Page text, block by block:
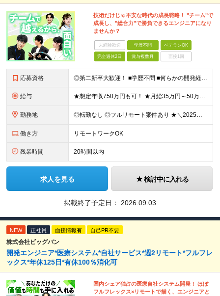
技術だけじゃ不安な時代の成長戦略！ "チーム"で
成長し、"総合力"で勝負できるエンジニアになり
ませんか？
未経験歓迎 学歴不問 ベテランOK
完全週休2日 賞与複数月 面接1回
応募資格 ◎第二新卒大歓迎！ ■学歴不問 ■何らかの開発経験またはプログラミングや保守・運用のご経験 ※言語や経験年数は不問 ＜こんな方にピッタリです＞ □ 上流のスキルを身につけたい □ 技術以外のスキルを
給与 ★想定年収750万円も可！ ★月給35万円～50万円＋賞与年2回（賞与昨年実績3.2ヶ月）＋各種手当＋住宅手当あり(最大1万5千円) ※経験やスキルを考慮して決定します。 ※上記月給には一律支給の住
勤務地 ◎転勤なし ◎フルリモート案件あり ★＼2025年10月20日にNEWオフィス移転／★ ━━━━━━━━━━━━━━━━━━━━━━ AMG Solutionは、日本橋大伝馬町に移転！ 移転に向けて
働き方 リモートワークOK
残業時間 20時間以内
求人を見る 検討中に入れる
掲載終了予定日： 2026.09.03
NEW 正社員 面接情報有 自己PR不要
株式会社ビッグバン
開発エンジニア*医療システム*自社サービス*週2リモート*フルフレ
ックス*年休125日*有休100％消化可
国内シェア独占の医療自社システム開発！ ほぼ
フルフレックス×リモートで描く、エンジニアと